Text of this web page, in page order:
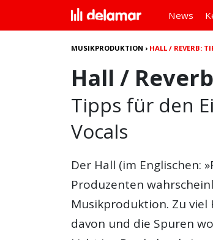
News
MUSIKPRODUKTION › HALL / REVERB:
Hall / Reverb
Tipps für den
Vocals
Der Hall (im Englischen:
Produzenten
Musikproduktion. Zu viel
davon und die Spuren